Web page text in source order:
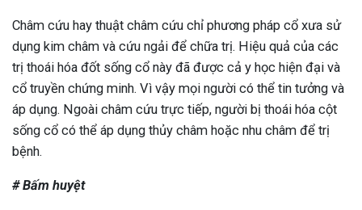
Châm cứu hay thuật châm cứu chỉ phương pháp cổ xưa sử
dụng kim châm và cứu ngải để chữa trị. Hiệu quả của các
trị thoái hóa đốt sống cổ này đã được cả y học hiện đại và
cổ truyền chứng minh. Vì vậy mọi người có thể tin tưởng và
áp dụng. Ngoài châm cứu trực tiếp, người bị thoái hóa cột
sống cổ có thể áp dụng thủy châm hoặc nhu châm để trị
bệnh.
# Bấm huyệt